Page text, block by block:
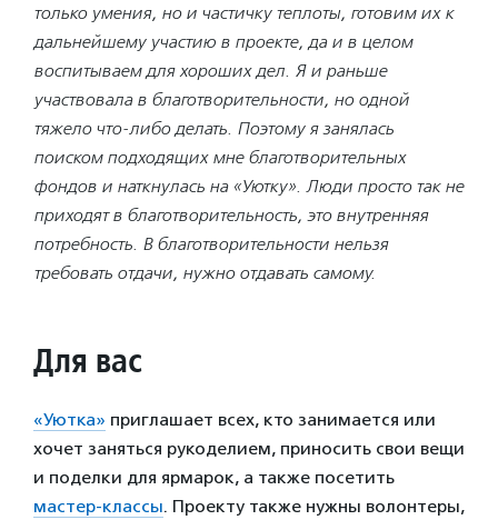
только умения, но и частичку теплоты, готовим их к
дальнейшему участию в проекте, да и в целом
воспитываем для хороших дел. Я и раньше
участвовала в благотворительности, но одной
тяжело что-либо делать. Поэтому я занялась
поиском подходящих мне благотворительных
фондов и наткнулась на «Уютку». Люди просто так не
приходят в благотворительность, это внутренняя
потребность. В благотворительности нельзя
требовать отдачи, нужно отдавать самому.
Для вас
«Уютка» приглашает всех, кто занимается или
хочет заняться рукоделием, приносить свои вещи
и поделки для ярмарок, а также посетить
мастер-классы. Проекту также нужны волонтеры,